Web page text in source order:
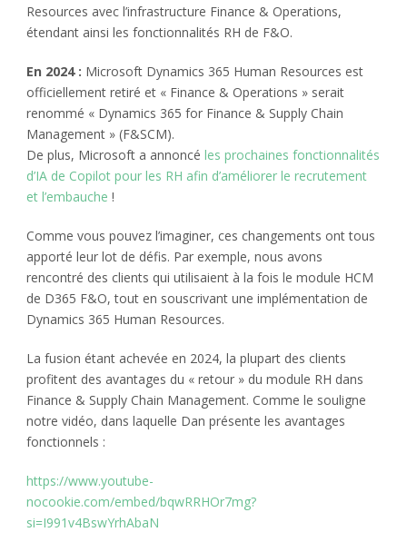
Resources avec l’infrastructure Finance & Operations,
étendant ainsi les fonctionnalités RH de F&O.
En 2024 : Microsoft Dynamics 365 Human Resources est
officiellement retiré et « Finance & Operations » serait
renommé « Dynamics 365 for Finance & Supply Chain
Management » (F&SCM).
De plus, Microsoft a annoncé les prochaines fonctionnalités
d’IA de Copilot pour les RH afin d’améliorer le recrutement
et l’embauche !
Comme vous pouvez l’imaginer, ces changements ont tous
apporté leur lot de défis. Par exemple, nous avons
rencontré des clients qui utilisaient à la fois le module HCM
de D365 F&O, tout en souscrivant une implémentation de
Dynamics 365 Human Resources.
La fusion étant achevée en 2024, la plupart des clients
profitent des avantages du « retour » du module RH dans
Finance & Supply Chain Management. Comme le souligne
notre vidéo, dans laquelle Dan présente les avantages
fonctionnels :
https://www.youtube-
nocookie.com/embed/bqwRRHOr7mg?
si=I991v4BswYrhAbaN